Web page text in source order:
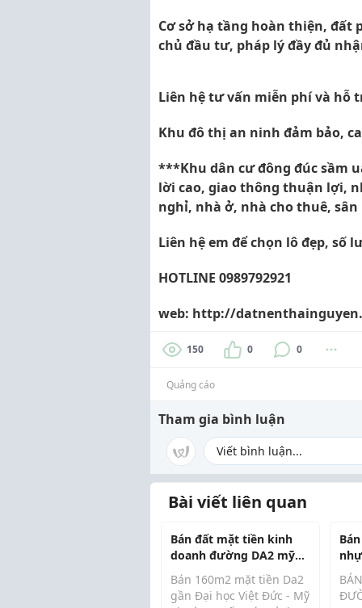
Cơ sở hạ tầng hoàn thiện,
chủ đầu tư, pháp lý đầy đủ
Liên hệ tư vấn miễn phí và hỗ
Khu đô thị an ninh đảm bảo,
***Khu dân cư đông đúc sầm
lời cao, giao thông thuận lợi,
nghỉ, nhà ở, nhà cho thuê,
Liên hệ em để chọn lô đẹp, số
HOTLINE 0989792921
web: http://
150 0 0
Quảng cáo
Tham gia bình luận
Bài viết liên quan
Bán đất mặt tiền kinh
doanh đường DA2 mỹ
phước 4
Bán 160m2 mặt tiền Da2
gần Đại học Việt Đức - Mỹ